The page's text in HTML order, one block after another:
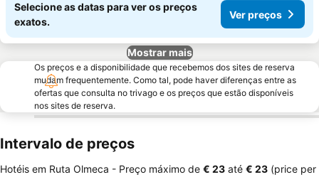
Selecione as datas para ver os preços
exatos.
Ver preços
Mostrar mais
Os preços e a disponibilidade que recebemos dos sites de reserva
mudam frequentemente. Como tal, pode haver diferenças entre as
ofertas que consulta no trivago e os preços que estão disponíveis
nos sites de reserva.
Intervalo de preços
Hotéis em Ruta Olmeca - Preço máximo de ‎€ 23 até ‎€ 23 (price per